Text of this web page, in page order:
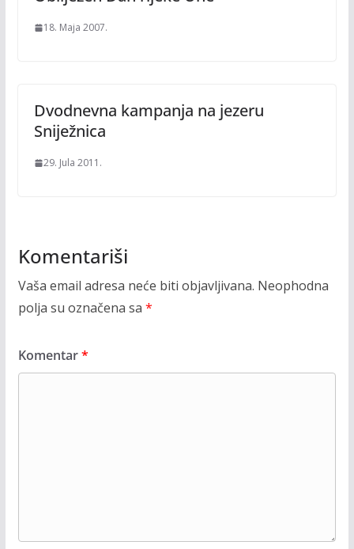
18. Maja 2007.
Dvodnevna kampanja na jezeru
Sniježnica
29. Jula 2011.
Komentariši
Vaša email adresa neće biti objavljivana. Neophodna
polja su označena sa *
Komentar*